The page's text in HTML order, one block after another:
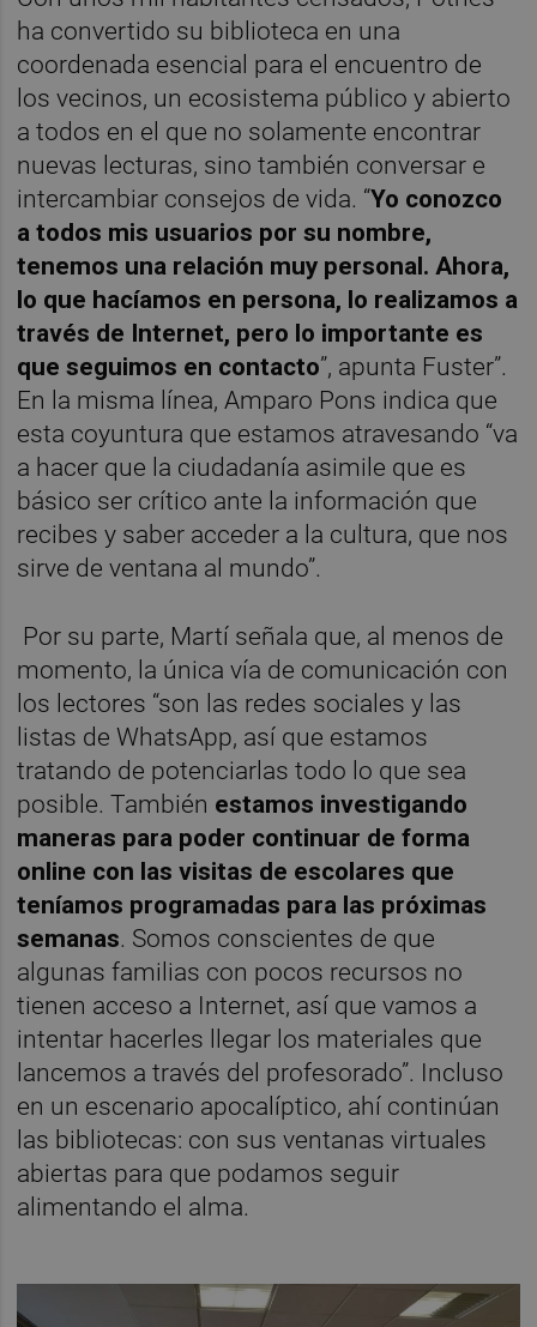
ha convertido su biblioteca en una
coordenada esencial para el encuentro de
los vecinos, un ecosistema público y abierto
a todos en el que no solamente encontrar
nuevas lecturas, sino también conversar e
intercambiar consejos de vida. “Yo conozco
a todos mis usuarios por su nombre,
tenemos una relación muy personal. Ahora,
lo que hacíamos en persona, lo realizamos a
través de Internet, pero lo importante es
que seguimos en contacto”, apunta Fuster”.
En la misma línea, Amparo Pons indica que
esta coyuntura que estamos atravesando “va
a hacer que la ciudadanía asimile que es
básico ser crítico ante la información que
recibes y saber acceder a la cultura, que nos
sirve de ventana al mundo”.
Por su parte, Martí señala que, al menos de
momento, la única vía de comunicación con
los lectores “son las redes sociales y las
listas de WhatsApp, así que estamos
tratando de potenciarlas todo lo que sea
posible. También estamos investigando
maneras para poder continuar de forma
online con las visitas de escolares que
teníamos programadas para las próximas
semanas. Somos conscientes de que
algunas familias con pocos recursos no
tienen acceso a Internet, así que vamos a
intentar hacerles llegar los materiales que
lancemos a través del profesorado”. Incluso
en un escenario apocalíptico, ahí continúan
las bibliotecas: con sus ventanas virtuales
abiertas para que podamos seguir
alimentando el alma.